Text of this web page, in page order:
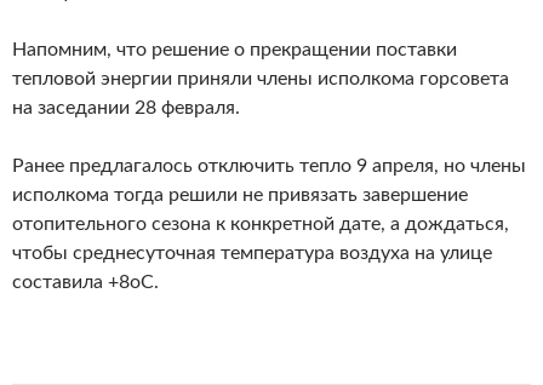
Напомним, что решение о прекращении поставки
тепловой энергии приняли члены исполкома горсовета
на заседании 28 февраля.
Ранее предлагалось отключить тепло 9 апреля, но члены
исполкома тогда решили не привязать завершение
отопительного сезона к конкретной дате, а дождаться,
чтобы среднесуточная температура воздуха на улице
составила +8оС.